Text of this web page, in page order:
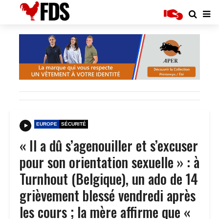
EUROPE SÉCURITÉ
« Il a dû s’agenouiller et s’excuser
pour son orientation sexuelle » : à
Turnhout (Belgique), un ado de 14
grièvement blessé vendredi après
les cours ; la mère affirme que «